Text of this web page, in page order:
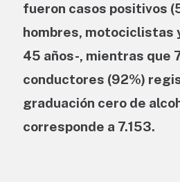
fueron casos positivos
hombres, motociclistas
45 años-, mientras que
conductores (92%)
graduación cero de
corresponde a 7.153.